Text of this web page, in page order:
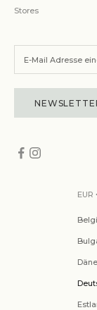
Stores
EUR